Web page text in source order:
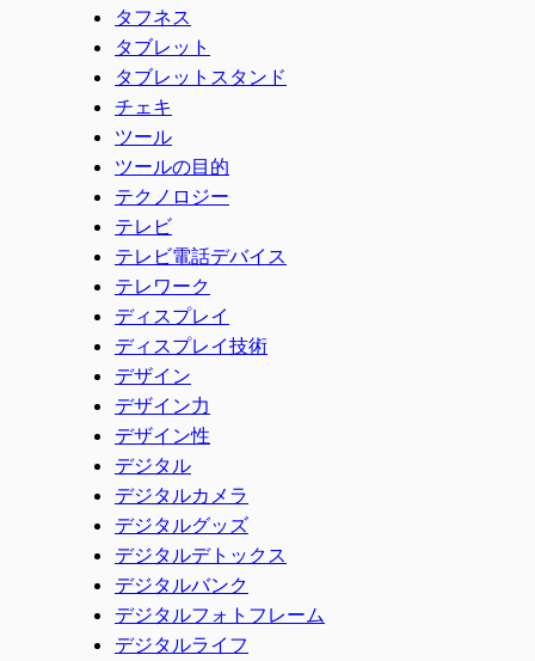
タフネス
タブレット
タブレットスタンド
チェキ
ツール
ツールの目的
テクノロジー
テレビ
テレビ電話デバイス
テレワーク
ディスプレイ
ディスプレイ技術
デザイン
デザイン力
デザイン性
デジタル
デジタルカメラ
デジタルグッズ
デジタルデトックス
デジタルバンク
デジタルフォトフレーム
デジタルライフ